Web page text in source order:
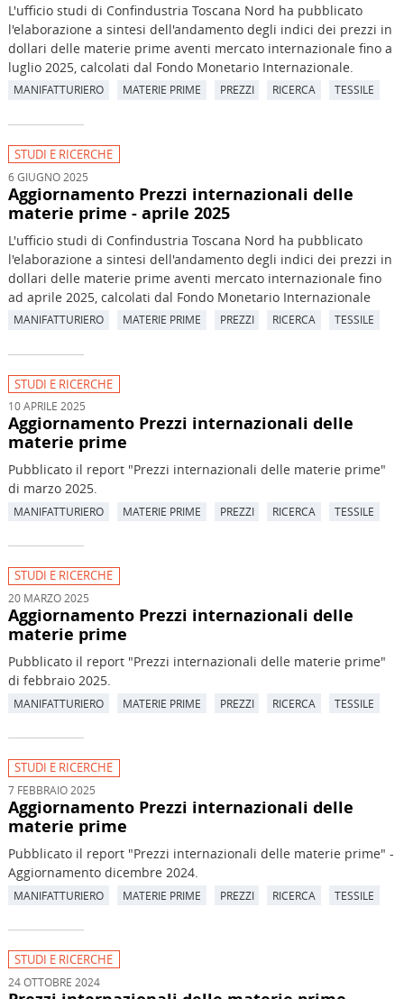
L'ufficio studi di Confindustria Toscana Nord ha pubblicato
l'elaborazione a sintesi dell'andamento degli indici dei prezzi in
dollari delle materie prime aventi mercato internazionale fino a
luglio 2025, calcolati dal Fondo Monetario Internazionale.
MANIFATTURIERO MATERIE PRIME PREZZI RICERCA TESSILE
STUDI E RICERCHE
6 GIUGNO 2025
Aggiornamento Prezzi internazionali delle
materie prime - aprile 2025
L'ufficio studi di Confindustria Toscana Nord ha pubblicato
l'elaborazione a sintesi dell'andamento degli indici dei prezzi in
dollari delle materie prime aventi mercato internazionale fino
ad aprile 2025, calcolati dal Fondo Monetario Internazionale
MANIFATTURIERO MATERIE PRIME PREZZI RICERCA TESSILE
STUDI E RICERCHE
10 APRILE 2025
Aggiornamento Prezzi internazionali delle
materie prime
Pubblicato il report "Prezzi internazionali delle materie prime"
di marzo 2025.
MANIFATTURIERO MATERIE PRIME PREZZI RICERCA TESSILE
STUDI E RICERCHE
20 MARZO 2025
Aggiornamento Prezzi internazionali delle
materie prime
Pubblicato il report "Prezzi internazionali delle materie prime"
di febbraio 2025.
MANIFATTURIERO MATERIE PRIME PREZZI RICERCA TESSILE
STUDI E RICERCHE
7 FEBBRAIO 2025
Aggiornamento Prezzi internazionali delle
materie prime
Pubblicato il report "Prezzi internazionali delle materie prime" -
Aggiornamento dicembre 2024.
MANIFATTURIERO MATERIE PRIME PREZZI RICERCA TESSILE
STUDI E RICERCHE
24 OTTOBRE 2024